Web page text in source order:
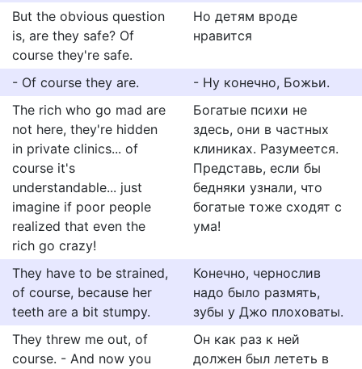
But the obvious question
is, are they safe? Of
course they're safe.
Но детям вроде
нравится
- Of course they are.
- Ну конечно, Божьи.
The rich who go mad are
not here, they're hidden
in private clinics... of
course it's
understandable... just
imagine if poor people
realized that even the
rich go crazy!
Богатые психи не
здесь, они в частных
клиниках. Разумеется.
Представь, если бы
бедняки узнали, что
богатые тоже сходят с
ума!
They have to be strained,
of course, because her
teeth are a bit stumpy.
Конечно, чернослив
надо было размять,
зубы у Джо плоховаты.
They threw me out, of
course. - And now you
Он как раз к ней
должен был лететь в